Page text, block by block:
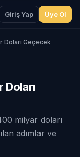
Giriş Yap Üye Ol
Doları Geçecek
milyar doları
adımlar ve